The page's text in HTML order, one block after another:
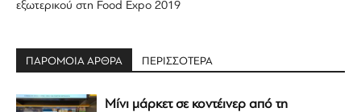
εξωτερικού στη Food Expo 2019
ΠΑΡΟΜΟΙΑ ΑΡΘΡΑ ΠΕΡΙΣΣΟΤΕΡΑ
Μίνι μάρκετ σε κοντέινερ από τη